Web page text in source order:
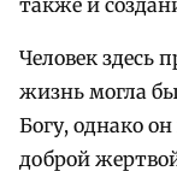
Человек здесь
жизнь могла
Богу, однако
доброй